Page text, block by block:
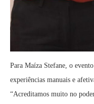
Para Maíza Stefane, o
experiências manuais e
“Acreditamos muito no